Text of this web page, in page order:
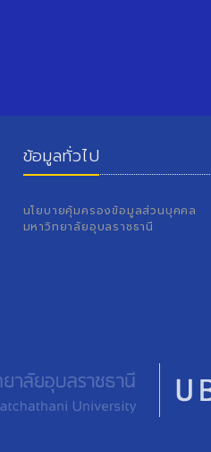
ข้อมูลทั่วไป
นโยบายคุ้มครองข้อมูลส่วนบุคคล
มหาวิทยาลัยอุบลราชธานี